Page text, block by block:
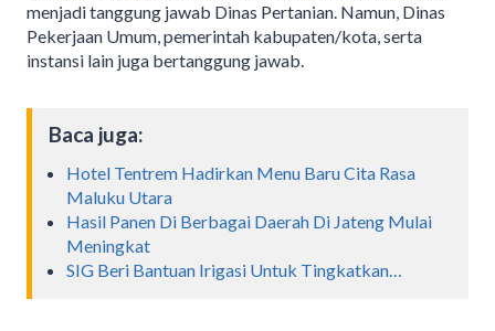
menjadi tanggung jawab Dinas Pertanian. Namun, Dinas
Pekerjaan Umum, pemerintah kabupaten/kota, serta
instansi lain juga bertanggung jawab.
Baca juga:
Hotel Tentrem Hadirkan Menu Baru Cita Rasa
Maluku Utara
Hasil Panen Di Berbagai Daerah Di Jateng Mulai
Meningkat
SIG Beri Bantuan Irigasi Untuk Tingkatkan…